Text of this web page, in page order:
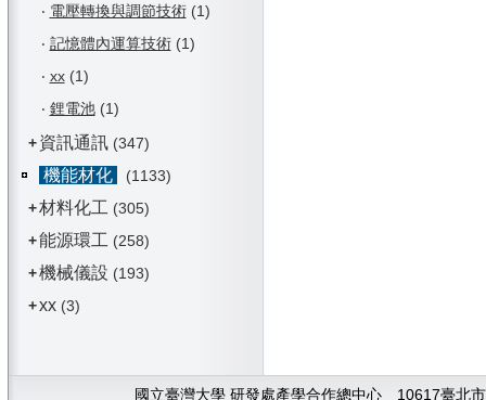
‧ 電壓轉換與調節技術(1)
‧ 記憶體內運算技術(1)
‧ xx(1)
‧ 鋰電池(1)
+ 資訊通訊(347)
機能材化
(1133)
+材料化工 (305)
+能源環工 (258)
+機械儀設 (193)
+xx(3)
國立臺灣大學 研發處產學合作總中心 10617臺